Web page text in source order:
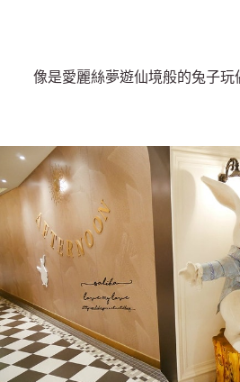
像是愛麗絲夢遊仙境般的兔子玩